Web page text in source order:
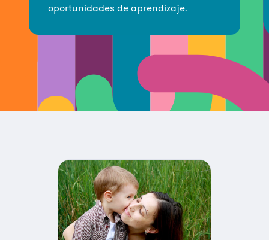
oportunidades de aprendizaje.